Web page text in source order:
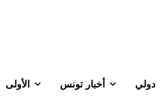
الأولى أخبار تونس دولي